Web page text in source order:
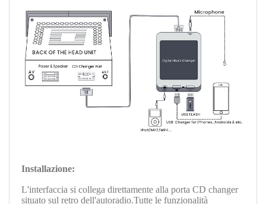
Installazione:
L'interfaccia si collega direttamente alla porta CD changer
situato sul retro dell'autoradio.Tutte le funzionalità